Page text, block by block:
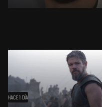
HACE 1 DÍA